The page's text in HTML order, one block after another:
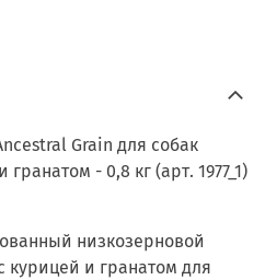
Grain для собак
- 0,8 кг (арт. 1977_1)
низкозерновой
курицей и гранатом для